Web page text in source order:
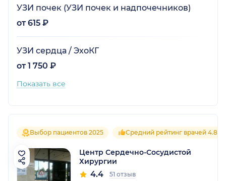
УЗИ почек (УЗИ почек и надпочечников)
от 615 ₽
УЗИ сердца / ЭхоКГ
от 1 750 ₽
Показать все
Выбор пациентов 2025 Средний рейтинг врачей 4.8
Центр Сердечно-Сосудистой
Хирургии
4.4 51 отзыв